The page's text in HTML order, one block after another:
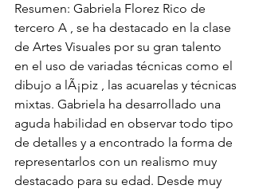
Resumen: Gabriela Florez Rico de
tercero A , se ha destacado en la clase
de Artes Visuales por su gran talento
en el uso de variadas técnicas como el
dibujo a lÃ¡piz , las acuarelas y técnicas
mixtas. Gabriela ha desarrollado una
aguda habilidad en observar todo tipo
de detalles y a encontrado la forma de
representarlos con un realismo muy
destacado para su edad. Desde muy